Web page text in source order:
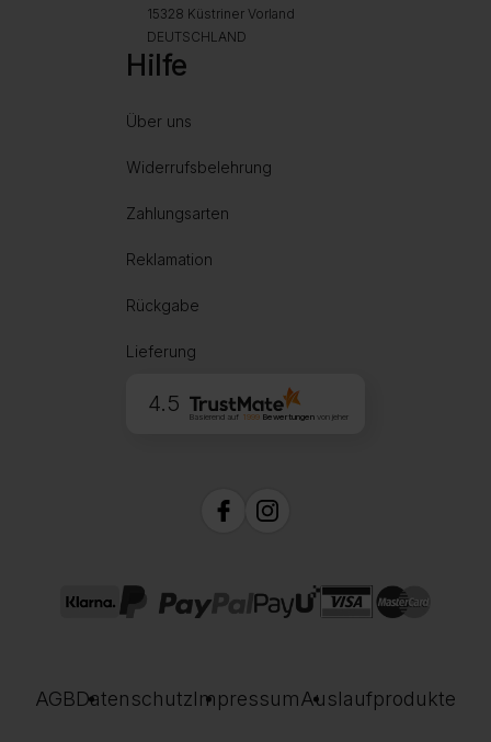
15328 Küstriner Vorland
DEUTSCHLAND
Hilfe
Über uns
Widerrufsbelehrung
Zahlungsarten
Reklamation
Rückgabe
Lieferung
4.5
Basierend auf 1999Bewertungen von jeher
AGBDatenschutzImpressumAuslaufprodukte